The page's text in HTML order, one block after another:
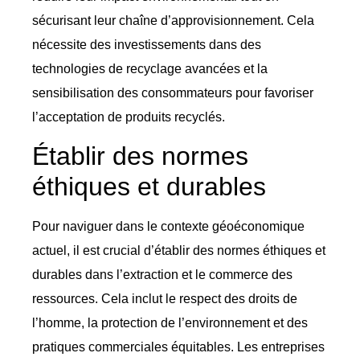
sécurisant leur chaîne d’approvisionnement. Cela
nécessite des investissements dans des
technologies de recyclage avancées et la
sensibilisation des consommateurs pour favoriser
l’acceptation de produits recyclés.
Établir des normes
éthiques et durables
Pour naviguer dans le contexte géoéconomique
actuel, il est crucial d’établir des normes éthiques et
durables dans l’extraction et le commerce des
ressources. Cela inclut le respect des droits de
l’homme, la protection de l’environnement et des
pratiques commerciales équitables. Les entreprises